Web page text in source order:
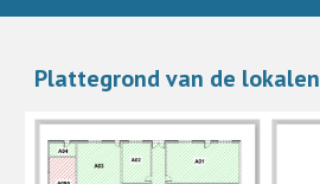
Plattegrond van de lokalen